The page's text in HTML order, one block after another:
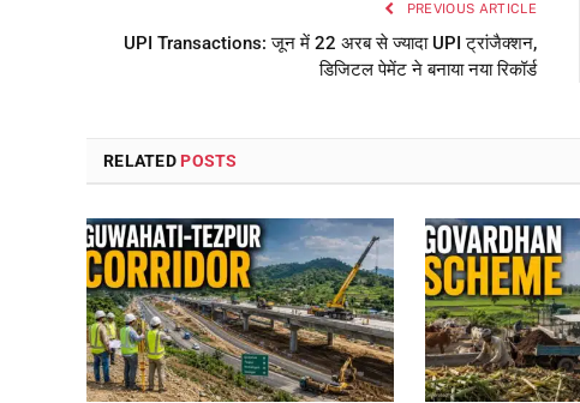
PREVIOUS ARTICLE
UPI Transactions: जून में 22 अरब से ज्यादा UPI ट्रांजैक्शन,
डिजिटल पेमेंट ने बनाया नया रिकॉर्ड
RELATED POSTS